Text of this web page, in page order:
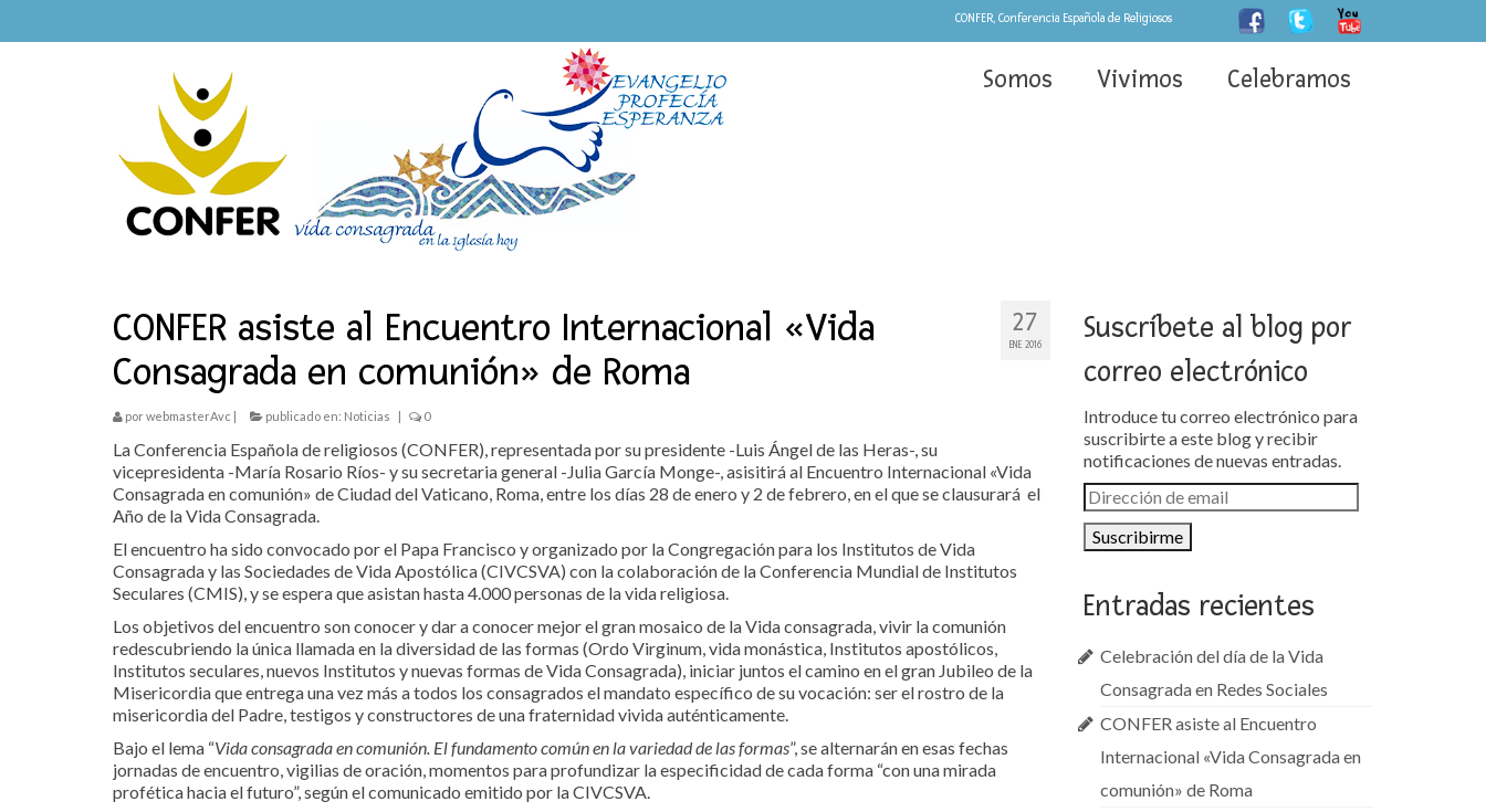
CONFER, Conferencia Española de Religiosos
Somos Vivimos Celebramos
27
ENE 2016
CONFER asiste al Encuentro Internacional «Vida
Consagrada en comunión» de Roma
porwebmasterAvc publicado en: Noticias 0
La Conferencia Española de religiosos (CONFER), representada por su presidente -Luis Ángel de las Heras-, su
vicepresidenta -María Rosario Ríos- y su secretaria general -Julia García Monge-, asisitirá al Encuentro Internacional «Vida
Consagrada en comunión» de Ciudad del Vaticano, Roma, entre los días 28 de enero y 2 de febrero, en el que se clausurará el
Año de la Vida Consagrada.
El encuentro ha sido convocado por el Papa Francisco y organizado por la Congregación para los Institutos de Vida
Consagrada y las Sociedades de Vida Apostólica (CIVCSVA) con la colaboración de la Conferencia Mundial de Institutos
Seculares (CMIS), y se espera que asistan hasta 4.000 personas de la vida religiosa.
Los objetivos del encuentro son conocer y dar a conocer mejor el gran mosaico de la Vida consagrada, vivir la comunión
redescubriendo la única llamada en la diversidad de las formas (Ordo Virginum, vida monástica, Institutos apostólicos,
Institutos seculares, nuevos Institutos y nuevas formas de Vida Consagrada), iniciar juntos el camino en el gran Jubileo de la
Misericordia que entrega una vez más a todos los consagrados el mandato específico de su vocación: ser el rostro de la
misericordia del Padre, testigos y constructores de una fraternidad vivida auténticamente.
Bajo el lema “Vida consagrada en comunión. El fundamento común en la variedad de las formas”, se alternarán en esas fechas
jornadas de encuentro, vigilias de oración, momentos para profundizar la especificidad de cada forma “con una mirada
profética hacia el futuro”, según el comunicado emitido por la CIVCSVA.
Suscríbete al blog por
correo electrónico
Introduce tu correo electrónico para
suscribirte a este blog y recibir
notificaciones de nuevas entradas.
Dirección
de
email
Entradas recientes
Celebración del día de la Vida
Consagrada en Redes Sociales
CONFER asiste al Encuentro
Internacional «Vida Consagrada en
comunión» de Roma